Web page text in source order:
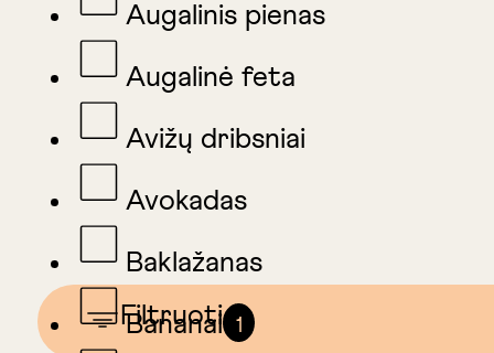
Filtruoti 1
Augalinis pienas
Augalinė feta
Avižų dribsniai
Avokadas
Baklažanas
Bananai